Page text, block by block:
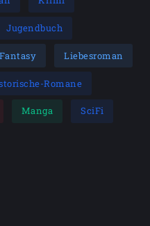
Jugendbuch
Fantasy Liebesroman
Romane
Manga SciFi